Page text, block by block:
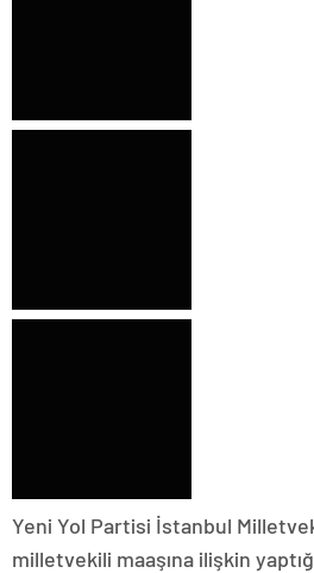
Yeni Yol Partisi İstanbul
milletvekili maaşına ilişkin